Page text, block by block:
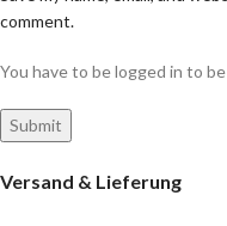
comment.
You have to be logged in to
Versand & Lieferung